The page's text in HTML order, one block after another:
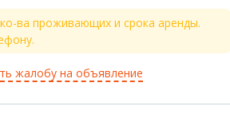
ва проживающих и срока аренды.
жалобу на объявление